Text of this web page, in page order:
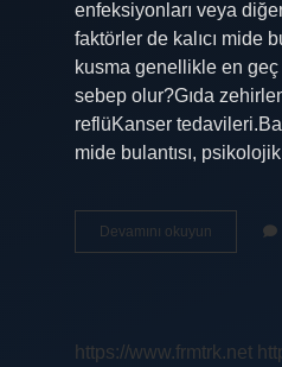
enfeksiyonları veya
faktörler de kalıcı mide
kusma genellikle en geç
sebep olur?Gıda
reflüKanser
mide bulantısı,
Devamını okuyun
Bulantısı
https://www.frmtrk.net